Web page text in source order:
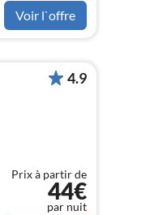
Voir l`offre
4.9
Prix à partir de
44€
par nuit